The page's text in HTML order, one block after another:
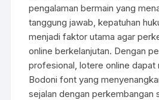
pengalaman bermain yang
tanggung jawab, kepatuhan
menjadi faktor utama agar
online berkelanjutan. Dengan
profesional, lotere online dapat
Bodoni font yang
sejalan dengan perkembangan